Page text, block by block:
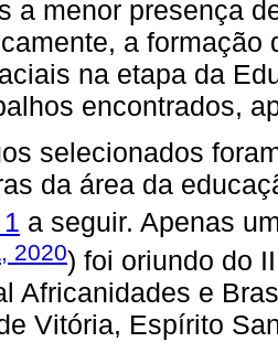
a menor presença
a formação
na etapa da
encontrados,
selecionados
da área da
a seguir. Apenas
2020) foi oriundo do
Africanidades e
Vitória, Espírito